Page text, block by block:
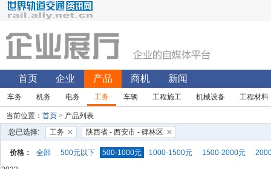
首页 企业 产品 商机 新闻
车务 机务 电务 工务 车辆 工程施工 机械设备 工程材料
当前位置： 首页 > 产品列表
您已选择:
工务 陕西省 - 西安市 - 碑林区
价格： 全部 500元以下 500-1000元 1000-1500元 1500-2000元